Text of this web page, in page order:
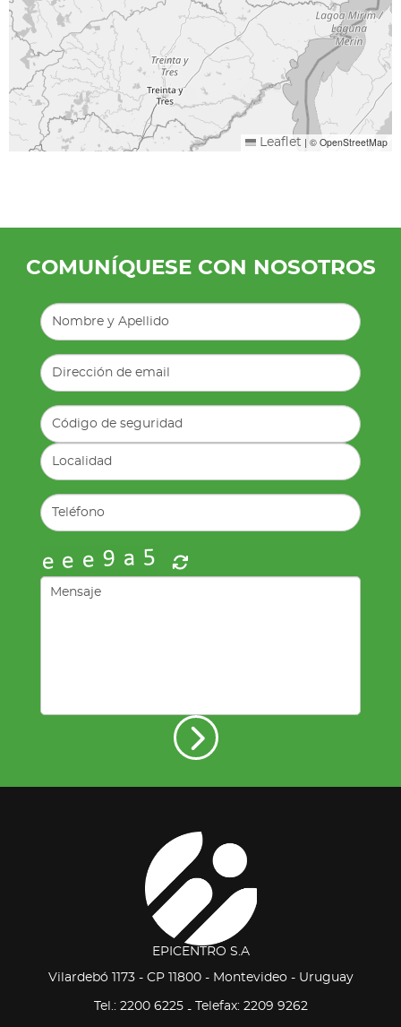
Leaflet | © OpenStreetMap
COMUNÍQUESE CON NOSOTROS
EPICENTRO S.A
Vilardebó 1173 - CP 11800 - Montevideo - Uruguay
Tel.: 2200 6225- Telefax: 2209 9262